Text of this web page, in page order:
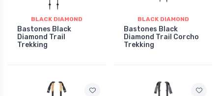
BLACK DIAMOND
Bastones Black
Diamond Trail
Trekking
BLACK DIAMOND
Bastones Black
Diamond Trail Corcho
Trekking